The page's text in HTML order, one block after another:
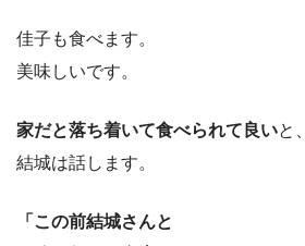
佳子も食べます。
美味しいです。
家だと落ち着いて食べられて良いと、
結城は話します。
「この前結城さんと